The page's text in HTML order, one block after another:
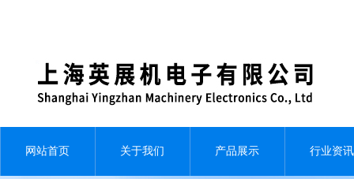
网站首页 关于我们 产品展示 行业资讯